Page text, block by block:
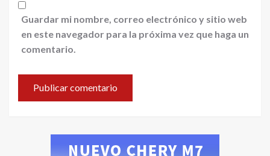
Guardar mi nombre, correo electrónico y sitio web
en este navegador para la próxima vez que haga un
comentario.